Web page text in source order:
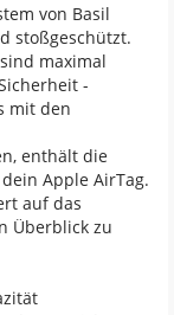
von Basil
stoßgeschützt.
maximal
-
mit den
enthält die
Apple AirTag.
auf das
Überblick zu